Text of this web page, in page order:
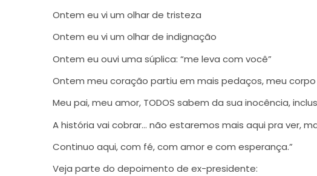
Ontem eu vi um olhar de tristeza
Ontem eu vi um olhar de indignação
Ontem eu ouvi uma súplica: “me leva com você”
Ontem meu coração partiu em mais pedaços, meu
Meu pai, meu amor, TODOS sabem da sua inocência,
A história vai cobrar… não estaremos mais aqui pra ver,
Continuo aqui, com fé, com amor e com esperança.”
Veja parte do depoimento de ex-presidente: